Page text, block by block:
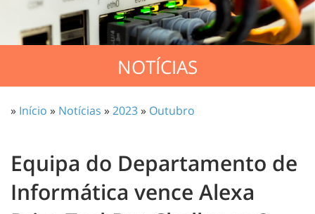
NOTÍCIAS
» Início » Notícias »2023» Outubro
Equipa do Departamento de
Informática vence Alexa